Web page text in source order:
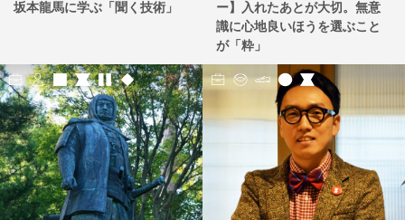
坂本龍馬に学ぶ「聞く技術」
ー】入れたあとが大切。無意
識に心地良いほうを選ぶこと
が「粋」